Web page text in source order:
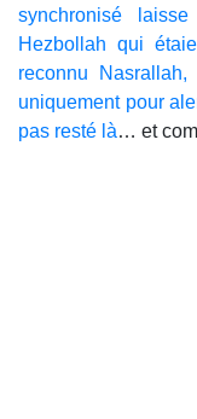
synchronisé
Hezbollah qui
reconnu
uniquement pour
pas resté là… et